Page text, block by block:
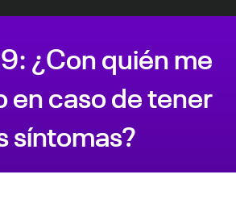
¿Con quién me
caso de tener
síntomas?